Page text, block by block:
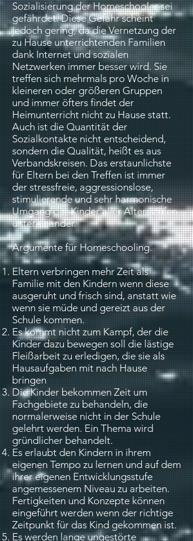
Sozialisierung der Homeschooler sei
gefährdet. Diese Gefahr scheint
jedoch gering, da die Vernetzung der
zu Hause unterrichtenden Familien
dank Internet und sozialen
Netzwerken immer besser wird. Sie
treffen sich mehrmals pro Woche in
kleineren oder größeren Gruppen
und immer öfters findet der
Heimunterricht nicht zu Hause statt.
Auch ist die Quantität der
Sozialkontakte nicht entscheidend,
sondern die Qualität, heißt es aus
Verbandskreisen. Das erstaunlichste
für Eltern bei den Treffen ist immer
der stressfreie, aggressionslose,
stimulierende und sehr harmonische
Umgang der Kinder aller Altersstufen
untereinander.
Argumente für Homeschooling.
Eltern verbringen mehr Zeit als
Familie mit den Kindern wenn diese
ausgeruht und frisch sind, anstatt wie
wenn sie müde und gereizt aus der
Schule kommen.
Es kommt nicht zum Kampf, der die
Kinder dazu bewegen soll die lästige
Fleißarbeit zu erledigen, die sie als
Hausaufgaben mit nach Hause
bringen
Die Kinder bekommen Zeit um
Fachgebiete zu behandeln, die
normalerweise nicht in der Schule
gelehrt werden. Ein Thema wird
gründlicher behandelt.
Es erlaubt den Kindern in ihrem
eigenen Tempo zu lernen und auf dem
ihrer eigenen Entwicklungsstufe
angemessenem Niveau zu arbeiten.
Fertigkeiten und Konzepte können
eingeführt werden wenn der richtige
Zeitpunkt für das Kind gekommen ist.
Es werden lange ungestörte